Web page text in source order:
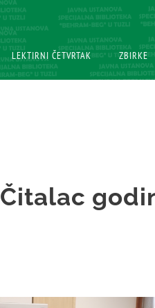
LEKTIRNI ČETVRTAK
LEKTIRNI ČETVRTAK ZBIRKE
ZBIRKE